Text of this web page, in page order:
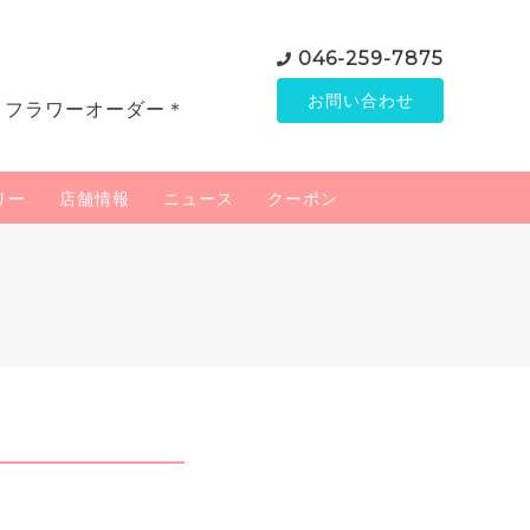
ラワーオーダー＊
046-259-7875
お問い合わせ
ー 店舗情報 ニュース クーポン